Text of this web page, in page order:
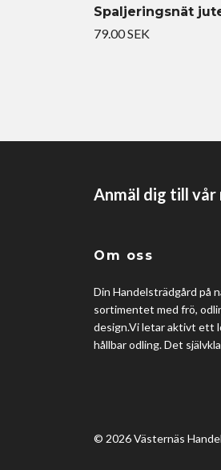
Spaljeringsnät
79.00 SEK
Anmäl dig till
Om oss
Din Handelsträdgård på
sortimentet med frö,
design.Vi letar aktivt ett
hållbar odling. Det
© 2026 Västernäs